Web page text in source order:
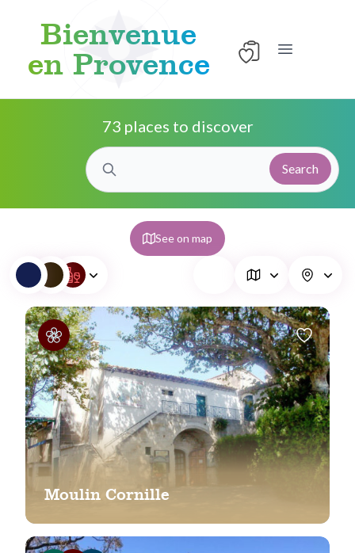
Bienvenue
en Provence
Open main
73 places to discover
Search
See on map
Moulin Cornille